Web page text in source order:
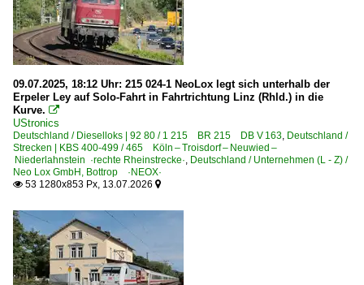
Bonn
Bahnhöfe (F - K)
Köln (sonstige)
Bahnhöfe (L - Q)
Leutesdorf
Linz(Rhein)
Neuwied
Bahnhöfe (R - Z)
09.07.2025, 18:12 Uhr: 215 024-1 NeoLox legt sich unterhalb der
Erpeler Ley auf Solo-Fahrt in Fahrtrichtung Linz (Rhld.) in die
Kurve. 
UStronics
Deutschland / Dieselloks | 92 80 / 1 215 BR 215 DB V 163, Deutschland /
Strecken | KBS 400-499 / 465 Köln – Troisdorf – Neuwied –
Niederlahnstein ·rechte Rheinstrecke·, Deutschland / Unternehmen (L - Z) /
Neo Lox GmbH, Bottrop ·NEOX·
 53 1280x853 Px, 13.07.2026 